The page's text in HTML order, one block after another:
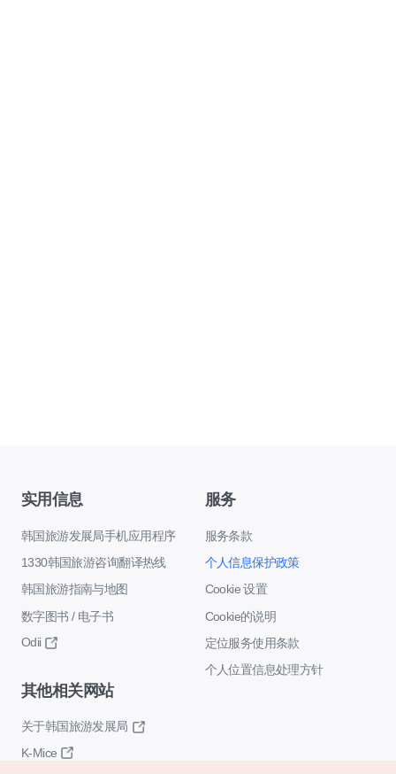
实用信息
韩国旅游发展局手机应用程序
1330韩国旅游咨询翻译热线
韩国旅游指南与地图
数字图书 / 电子书
Odii
服务
服务条款
个人信息保护政策
Cookie 设置
Cookie的说明
定位服务使用条款
个人位置信息处理方针
其他相关网站
关于韩国旅游发展局
K-Mice